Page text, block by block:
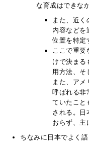
な育成はできな
また、近
内容などを
位置を特定
ここで重
けで決まる
用方法、そ
また、アメ
呼ばれる非
ていたこと
される。日
おらず、主
ちなみに日本でよく